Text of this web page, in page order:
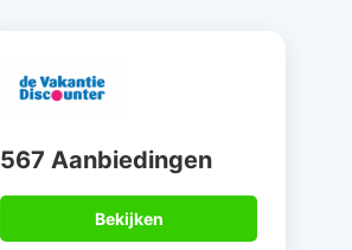
567 Aanbiedingen
Bekijken